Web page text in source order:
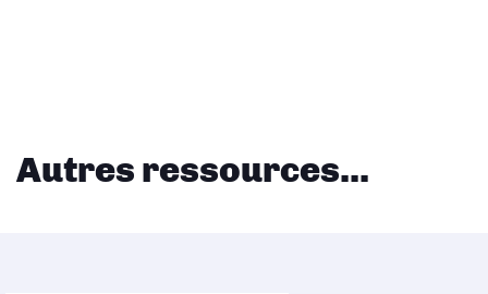
Autres ressources...